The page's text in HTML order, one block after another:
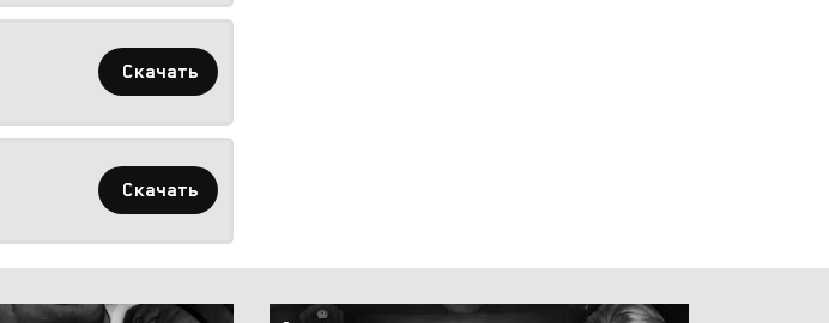
Скачать
Скачать